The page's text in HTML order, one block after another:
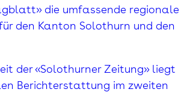
die umfassende regionale
den Kanton Solothurn und den
der «Solothurner Zeitung» liegt
Berichterstattung im zweiten